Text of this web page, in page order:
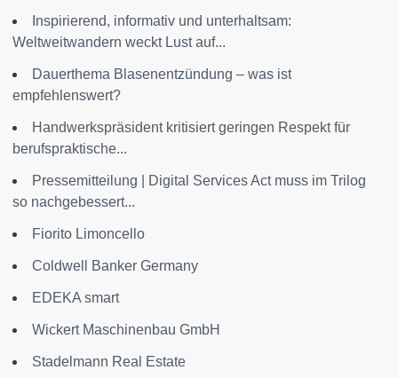
Inspirierend, informativ und unterhaltsam:
Weltweitwandern weckt Lust auf...
Dauerthema Blasenentzündung – was ist
empfehlenswert?
Handwerkspräsident kritisiert geringen Respekt für
berufspraktische...
Pressemitteilung | Digital Services Act muss im Trilog
so nachgebessert...
Fiorito Limoncello
Coldwell Banker Germany
EDEKA smart
Wickert Maschinenbau GmbH
Stadelmann Real Estate